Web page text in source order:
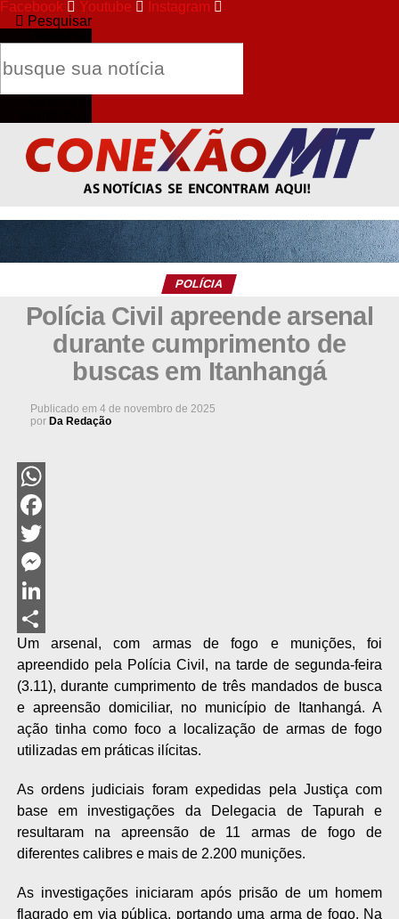
Facebook Youtube
Instagram
Pesquisar
POLÍCIA
Polícia Civil apreende arsenal
durante cumprimento de
buscas em Itanhangá
Publicado em 4 de novembro de 2025
por Da Redação
WhatsApp
Facebook
Twitter
Messenger
LinkedIn
Share
Um arsenal, com armas de fogo e munições, foi
apreendido pela Polícia Civil, na tarde de segunda-feira
(3.11), durante cumprimento de três mandados de busca
e apreensão domiciliar, no município de Itanhangá. A
ação tinha como foco a localização de armas de fogo
utilizadas em práticas ilícitas.
As ordens judiciais foram expedidas pela Justiça com
base em investigações da Delegacia de Tapurah e
resultaram na apreensão de 11 armas de fogo de
diferentes calibres e mais de 2.200 munições.
As investigações iniciaram após prisão de um homem
flagrado em via pública, portando uma arma de fogo. Na